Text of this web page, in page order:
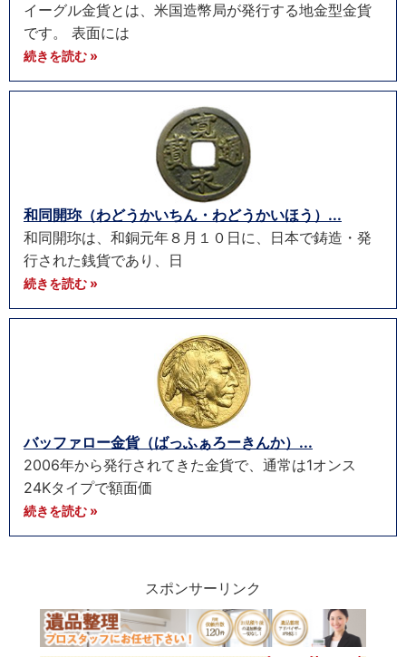
イーグル金貨とは、米国造幣局が発行する地金型金貨
です。 表面には
続きを読む »
和同開珎（わどうかいちん・わどうかいほう）...
和同開珎は、和銅元年８月１０日に、日本で鋳造・発
行された銭貨であり、日
続きを読む »
バッファロー金貨（ばっふぁろーきんか）...
2006年から発行されてきた金貨で、通常は1オンス
24Kタイプで額面価
続きを読む »
スポンサーリンク